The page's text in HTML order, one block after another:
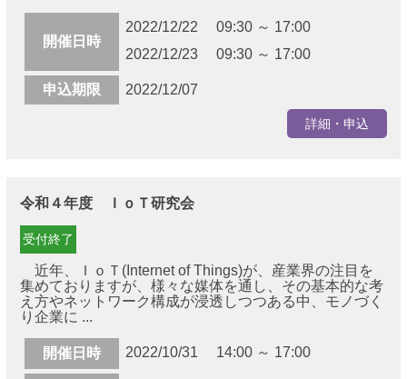
開催日時
2022/12/22 09:30 ～ 17:00
2022/12/23 09:30 ～ 17:00
申込期限 2022/12/07
詳細・申込
令和４年度 ＩｏＴ研究会
受付終了
近年、ＩｏＴ(Internet of Things)が、産業界の注目を
集めておりますが、様々な媒体を通し、その基本的な考
え方やネットワーク構成が浸透しつつある中、モノづく
り企業に ...
開催日時 2022/10/31 14:00 ～ 17:00